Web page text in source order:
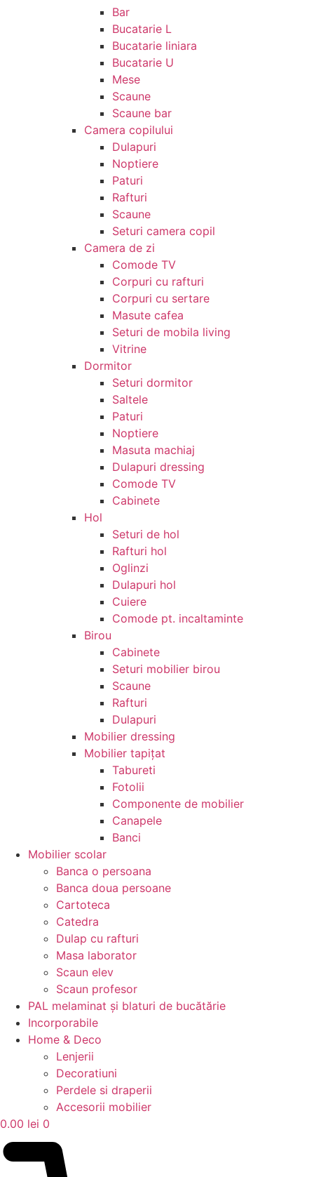
Bar
Bucatarie L
Bucatarie liniara
Bucatarie U
Mese
Scaune
Scaune bar
Camera copilului
Dulapuri
Noptiere
Paturi
Rafturi
Scaune
Seturi camera copil
Camera de zi
Comode TV
Corpuri cu rafturi
Corpuri cu sertare
Masute cafea
Seturi de mobila living
Vitrine
Dormitor
Seturi dormitor
Saltele
Paturi
Noptiere
Masuta machiaj
Dulapuri dressing
Comode TV
Cabinete
Hol
Seturi de hol
Rafturi hol
Oglinzi
Dulapuri hol
Cuiere
Comode pt. incaltaminte
Birou
Cabinete
Seturi mobilier birou
Scaune
Rafturi
Dulapuri
Mobilier dressing
Mobilier tapițat
Tabureti
Fotolii
Componente de mobilier
Canapele
Banci
Mobilier scolar
Banca o persoana
Banca doua persoane
Cartoteca
Catedra
Dulap cu rafturi
Masa laborator
Scaun elev
Scaun profesor
PAL melaminat și blaturi de bucătărie
Incorporabile
Home & Deco
Lenjerii
Decoratiuni
Perdele si draperii
Accesorii mobilier
0.00 lei 0